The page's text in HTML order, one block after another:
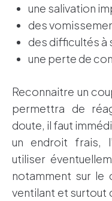
une salivation
des
des difficultés à
une perte de
Reconnaitre un
permettra de
doute, il faut
un endroit frais,
utiliser
notamment sur
ventilant et surtout